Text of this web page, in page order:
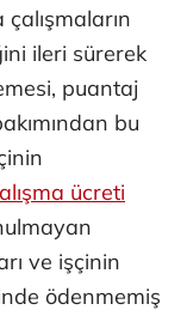
çalışmaların
ileri sürerek
puantaj
bu
ücreti
ve işçinin
ödenmemiş